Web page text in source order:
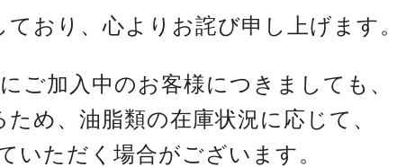
おり、心よりお詫び申し上げます。
ご加入中のお客様につきましても、
め、油脂類の在庫状況に応じて、
いただく場合がございます。